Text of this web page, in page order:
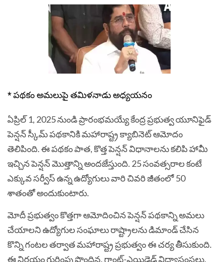
* పథకం అమలుపై తమిళనాడు అధ్యయనం
ఏప్రిల్ 1, 2025 నుండి ప్రారంభమయ్యే కేంద్ర ప్రభుత్వ యూనిఫైడ్
పెన్షన్ స్కీమ్ పథకానికి మహారాష్ట్ర క్యాబినెట్ ఆమోదం
తెలిపింది. ఈ పథకం పాత, కొత్త పెన్షన్ విధానాలను కలిపి హామీ
ఇచ్చిన పెన్షన్ మొత్తాన్ని అందజేస్తుంది. 25 సంవత్సరాల కంటే
ఎక్కువ సర్వీస్ ఉన్న ఉద్యోగులు వారి చివరి జీతంలో 50
శాతంతో అందుకుంటారు.
మోదీ ప్రభుత్వం కొత్తగా ఆమోదించిన పెన్షన్ పథకాన్ని అమలు
చేయాలని ఉద్యోగుల సంఘాలు రాష్ట్రాలను డిమాండ్ చేసిన
కొన్ని గంటల తర్వాత మహారాష్ట్ర ప్రభుత్వం ఈ చర్య తీసుకుంది.
ఈ నిర్ణయం గుర్తింపు పొందిన, గ్రాంట్-ఎయిడెడ్ విద్యాసంస్థలు,